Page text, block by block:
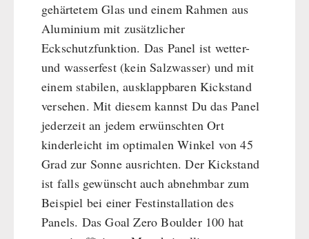
gehärtetem Glas und einem Rahmen aus
Aluminium mit zusätzlicher
Eckschutzfunktion. Das Panel ist wetter-
und wasserfest (kein Salzwasser) und mit
einem stabilen, ausklappbaren Kickstand
versehen. Mit diesem kannst Du das Panel
jederzeit an jedem erwünschten Ort
kinderleicht im optimalen Winkel von 45
Grad zur Sonne ausrichten. Der Kickstand
ist falls gewünscht auch abnehmbar zum
Beispiel bei einer Festinstallation des
Panels. Das Goal Zero Boulder 100 hat